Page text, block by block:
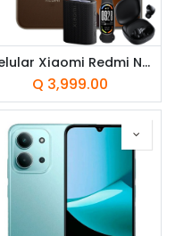
Celular Xiaomi Redmi Note 15 Pro+ 5G US 512GB 12GB RAM Dual SIM Cafe Mocha
Q 3,999.00